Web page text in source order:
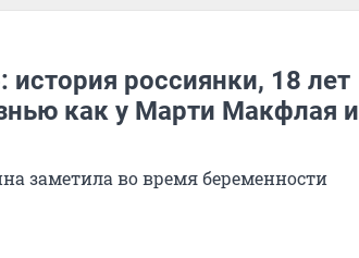
история россиянки, 18 лет
как у Марти Макфлая и
заметила во время беременности